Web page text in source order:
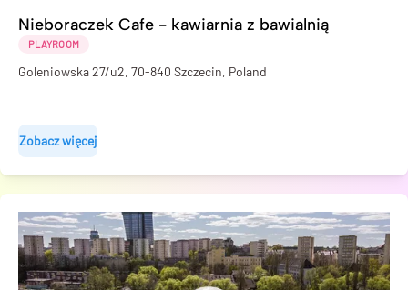
Nieboraczek Cafe - kawiarnia z bawialnią
PLAYROOM
Goleniowska 27/u2, 70-840 Szczecin, Poland
Zobacz więcej